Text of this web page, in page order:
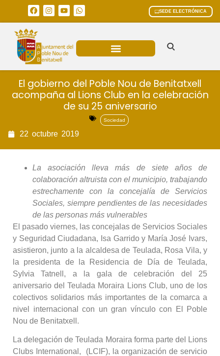
SEDE ELECTRÓNICA
El gobierno del Poble Nou de Benitatxell
acompaña al Lions Club en la celebración
de su 25 aniversario
Sociedad
22 octubre 2019
La asociación lleva más de siete años de
colaboración altruista con el municipio, trabajando
estrechamente con la concejalía de Servicios
Sociales, siempre pendientes de las necesidades
de las personas más vulnerables
El pasado viernes, las concejalas de Servicios Sociales
y Seguridad Ciudadana, Isa Garrido y María José Ivars,
asistieron, junto a la alcaldesa de Teulada, Rosa Vila, y
la presidenta de la Residencia de Día de Teulada,
Sylvia Tatnell, a la gala de celebración del 25
aniversario del Teulada Moraira Lions Club, uno de los
colectivos solidarios más importantes de la comarca a
nivel internacional con un gran vínculo con El Poble
Nou de Benitatxell.
La delegación de Teulada Moraira forma parte del Lions
Clubs International, (LCIF), la organización de servicio